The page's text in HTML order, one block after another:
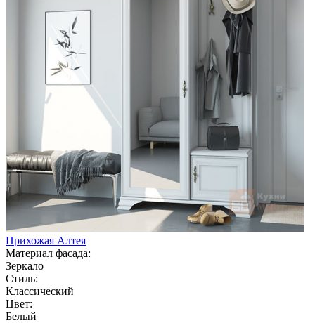
Прихожая Алтея
Материал фасада:
Зеркало
Стиль:
Классический
Цвет:
Белый